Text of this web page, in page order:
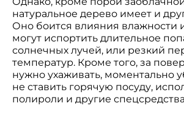
натуральное дерево имеет и
Оно боится влияния влажности
могут испортить длительное
солнечных лучей, или резкий
температур. Кроме того, за
нужно ухаживать, моментально
не ставить горячую посуду,
полироли и другие